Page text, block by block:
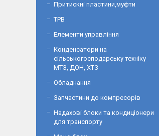
Притискні пластини,муфти
ТРВ
Елементи управління
Конденсатори на
сільськогосподарську техніку
МТЗ, ДОН, ХТЗ
Обладнання
Запчастини до компресорів
Надахові блоки та кондиціонери
для транспорту